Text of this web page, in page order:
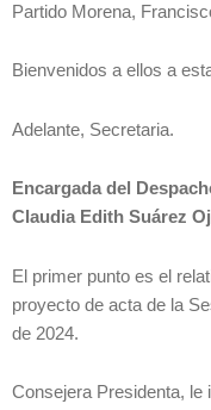
Partido Morena,
Bienvenidos a ellos a
Adelante, Secretaria.
Encargada del
Claudia Edith Suárez
El primer punto es el
proyecto de acta de la
de 2024.
Consejera Presidenta, le